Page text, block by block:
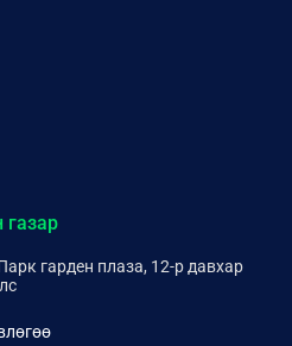
газар
гарден плаза, 12-р давхар